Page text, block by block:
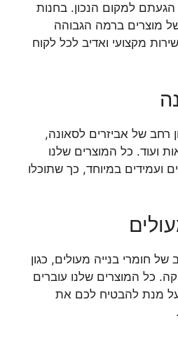
למקום הנכון. בחנות
מוצרים ברמה הגבוהה
מקצועי ואדיב לכל לקוח
רחב של אביזרים לסאונה,
ועוד. כל המוצרים שלנו
ועמידים במיוחד, כך שתוכלו
של חומרי בנייה מעולים, כגון
כל המוצרים שלנו עוברים
על מנת להבטיח לכם את